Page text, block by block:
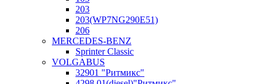
203
203(WP7NG290E51)
206
MERCEDES-BENZ
Sprinter Classic
VOLGABUS
32901 "Ритмикc"